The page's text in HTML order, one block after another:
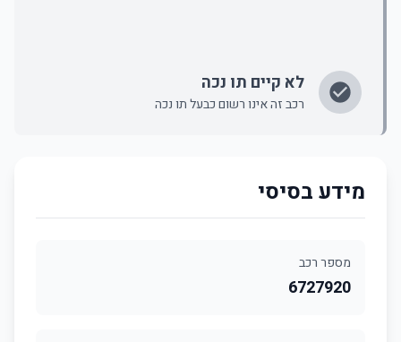
לא קיים תו נכה
רכב זה אינו רשום כבעל תו נכה
מידע בסיסי
מספר רכב
6727920